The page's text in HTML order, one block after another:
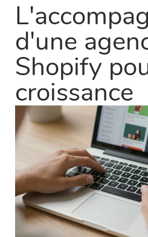
d'une
Shopify
croissance